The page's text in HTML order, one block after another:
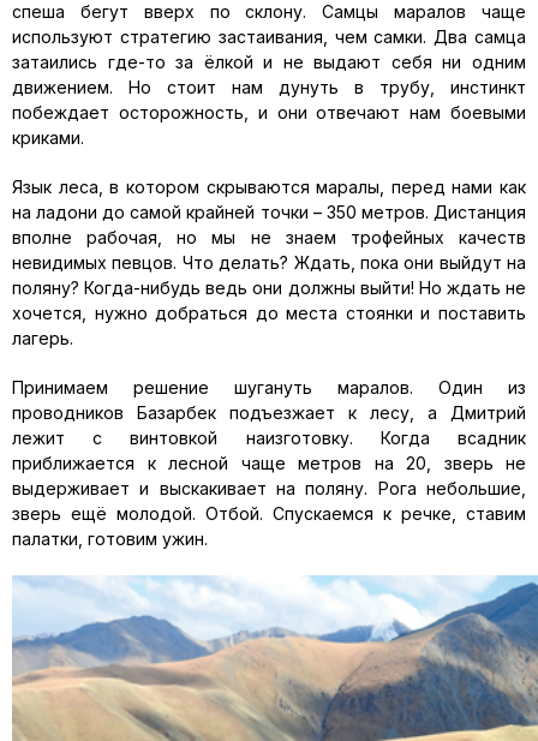
спеша бегут вверх по склону. Самцы маралов чаще
используют стратегию застаивания, чем самки. Два самца
затаились где-то за ёлкой и не выдают себя ни одним
движением. Но стоит нам дунуть в трубу, инстинкт
побеждает осторожность, и они отвечают нам боевыми
криками.
Язык леса, в котором скрываются маралы, перед нами как
на ладони до самой крайней точки – 350 метров. Дистанция
вполне рабочая, но мы не знаем трофейных качеств
невидимых певцов. Что делать? Ждать, пока они выйдут на
поляну? Когда-нибудь ведь они должны выйти! Но ждать не
хочется, нужно добраться до места стоянки и поставить
лагерь.
Принимаем решение шугануть маралов. Один из
проводников Базарбек подъезжает к лесу, а Дмитрий
лежит с винтовкой наизготовку. Когда всадник
приближается к лесной чаще метров на 20, зверь не
выдерживает и выскакивает на поляну. Рога небольшие,
зверь ещё молодой. Отбой. Спускаемся к речке, ставим
палатки, готовим ужин.